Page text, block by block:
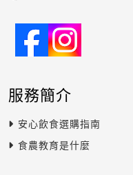
服務簡介
安心飲食選購指南
食農教育是什麼